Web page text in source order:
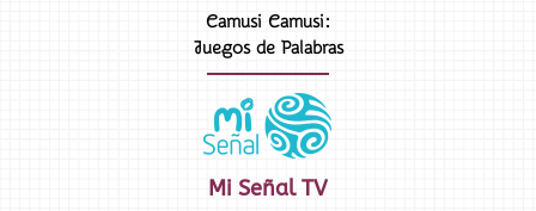
Camusi Camusi:
Juegos de Palabras
Mi Señal TV